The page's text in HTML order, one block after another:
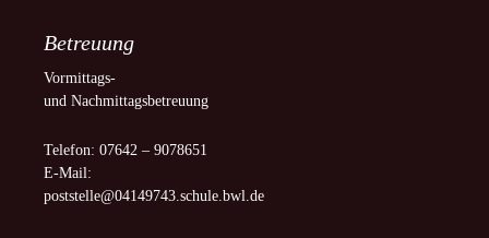
Betreuung
Vormittags-
und Nachmittagsbetreuung
Telefon: 07642 – 9078651
E-Mail:
poststelle@04149743.schule.bwl.de